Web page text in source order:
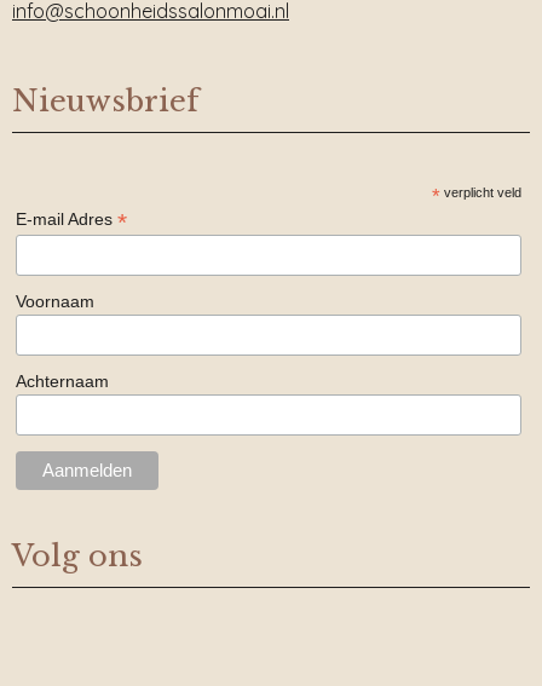
info@schoonheidssalonmoai.nl
Nieuwsbrief
*verplicht veld
E-mail Adres*
Voornaam
Achternaam
Volg ons